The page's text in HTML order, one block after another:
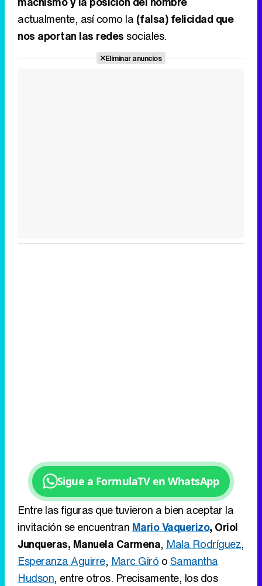
actualmente, así como la (falsa) felicidad que
nos aportan las redes sociales.
Eliminar anuncios
Sigue a FormulaTV en WhatsApp
Entre las figuras que tuvieron a bien aceptar la
invitación se encuentran Mario Vaquerizo, Oriol
Junqueras, Manuela Carmena, Mala Rodríguez,
Esperanza Aguirre, Marc Giró oSamantha
Hudson, entre otros. Precisamente, los dos